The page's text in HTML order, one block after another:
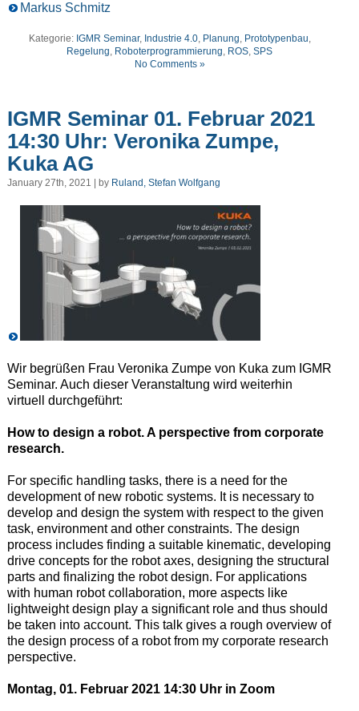
Markus Schmitz
Kategorie: IGMR Seminar, Industrie 4.0, Planung, Prototypenbau,
Regelung, Roboterprogrammierung, ROS,SPS
No Comments »
IGMR Seminar 01. Februar 2021
14:30 Uhr: Veronika Zumpe,
Kuka AG
January 27th, 2021 | by Ruland, Stefan Wolfgang
Wir begrüßen Frau Veronika Zumpe von Kuka zum IGMR
Seminar. Auch dieser Veranstaltung wird weiterhin
virtuell durchgeführt:
How to design a robot. A perspective from corporate
research.
For specific handling tasks, there is a need for the
development of new robotic systems. It is necessary to
develop and design the system with respect to the given
task, environment and other constraints. The design
process includes finding a suitable kinematic, developing
drive concepts for the robot axes, designing the structural
parts and finalizing the robot design. For applications
with human robot collaboration, more aspects like
lightweight design play a significant role and thus should
be taken into account. This talk gives a rough overview of
the design process of a robot from my corporate research
perspective.
Montag, 01. Februar 2021 14:30 Uhr in Zoom